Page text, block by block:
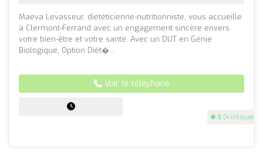
5 (4 critiques)
Maeva Levasseur, diététicienne-nutritionniste, vous accueille
à Clermont-Ferrand avec un engagement sincère envers
votre bien-être et votre santé. Avec un DUT en Génie
Biologique, Option Diét�...
Voir le téléphone